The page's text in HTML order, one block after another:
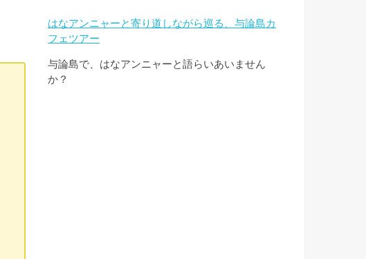
はなアンニャーと寄り道しながら巡る、与論島カ
フェツアー
与論島で、はなアンニャーと語らいあいません
か？